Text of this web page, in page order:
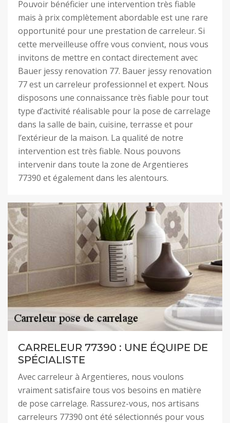
Pouvoir bénéficier une intervention très fiable
mais à prix complètement abordable est une rare
opportunité pour une prestation de carreleur. Si
cette merveilleuse offre vous convient, nous vous
invitons de mettre en contact directement avec
Bauer jessy renovation 77. Bauer jessy renovation
77 est un carreleur professionnel et expert. Nous
disposons une connaissance très fiable pour tout
type d’activité réalisable pour la pose de carrelage
dans la salle de bain, cuisine, terrasse et pour
l’extérieur de la maison. La qualité de notre
intervention est très fiable. Nous pouvons
intervenir dans toute la zone de Argentieres
77390 et également dans les alentours.
CARRELEUR 77390 : UNE ÉQUIPE DE
SPÉCIALISTE
Avec carreleur à Argentieres, nous voulons
vraiment satisfaire tous vos besoins en matière
de pose carrelage. Rassurez-vous, nos artisans
carreleurs 77390 ont été sélectionnés pour vous